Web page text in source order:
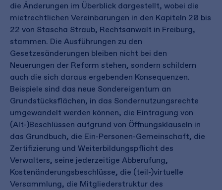
die Änderungen im Überblick dargestellt, wobei die
mietrechtlichen Vereinbarungen in den Kapiteln 20 bis
22 von Stascha Straub, Rechtsanwalt in Freiburg,
stammen. Die Ausführungen zu den
Gesetzesänderungen bleiben nicht bei den
Neuerungen der Reform stehen, sondern schildern
auch die sich daraus ergebenden Konsequenzen.
Beispiele sind das neue Sondereigentum an
Grundstücksflächen, in das Sondernutzungsrechte
umgewandelt werden können, die Eintragung von
(Alt-)Beschlüssen aufgrund von Öffnungsklauseln in
das Grundbuch, die Ein-Personen-Gemeinschaft, die
Zertifizierung und Weiterbildungspflicht des
Verwalters, seine jederzeitige Abberufung,
Kostenänderungsbeschlüsse, die (teil-)virtuelle
Versammlung, die Mitgliederstruktur des